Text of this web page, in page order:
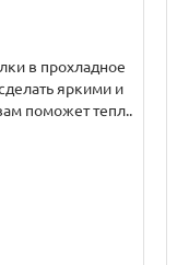
в прохладное
яркими и
поможет тепл..